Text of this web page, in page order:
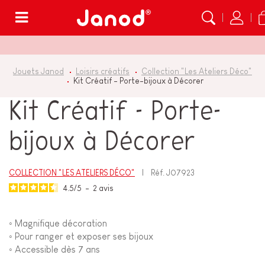
Jouets Janod Loisirs créatifs
Collection "Les Ateliers Déco"
Kit Créatif - Porte-bijoux à Décorer
Kit Créatif - Porte-
bijoux à Décorer
COLLECTION "LES ATELIERS DÉCO" Réf.J07923
4.5/5 - 2 avis
◦ Magnifique décoration
◦ Pour ranger et exposer ses bijoux
◦ Accessible dès 7 ans